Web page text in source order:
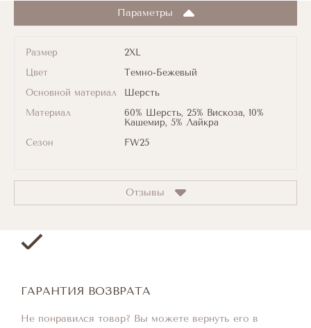
Параметры
Размер
2XL
Цвет
Темно-Бежевый
Основной материал
Шерсть
Материал
60% Шерсть, 25% Вискоза, 10%
Кашемир, 5% Лайкра
Сезон
FW25
Отзывы
ГАРАНТИЯ ВОЗВРАТА
Не понравился товар? Вы можете вернуть его в